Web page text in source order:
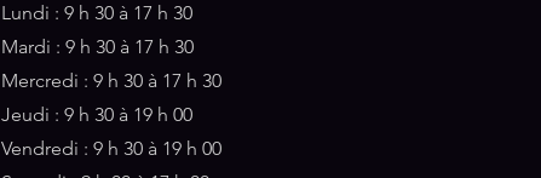
Lundi : 9 h 30 à 17 h 30
Mardi : 9 h 30 à 17 h 30
Mercredi : 9 h 30 à 17 h 30
Jeudi : 9 h 30 à 19 h 00
Vendredi : 9 h 30 à 19 h 00